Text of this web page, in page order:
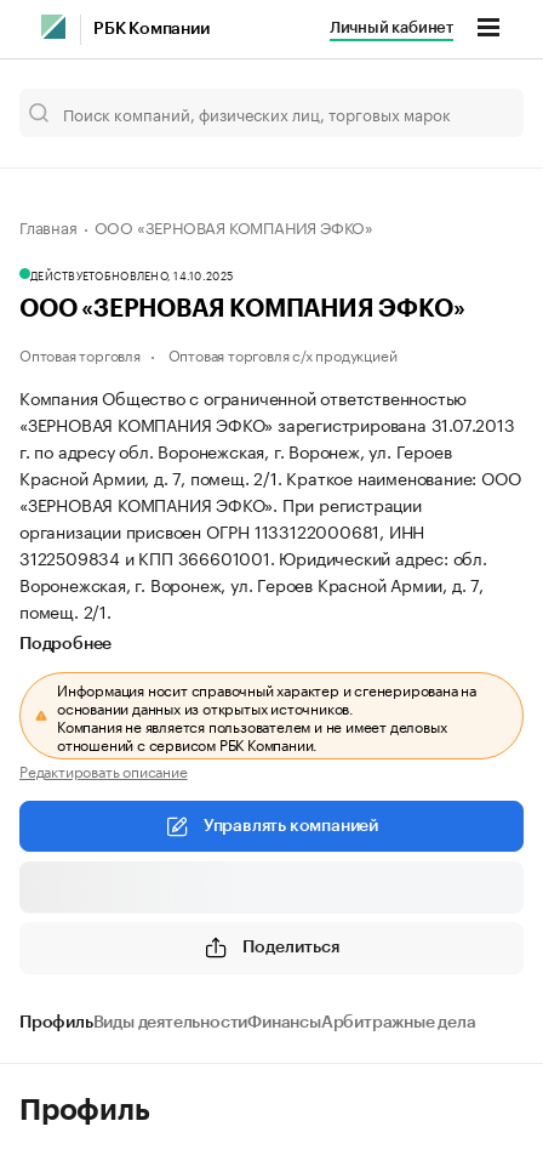
РБК Компании Личный кабинет
Главная ООО «ЗЕРНОВАЯ КОМПАНИЯ ЭФКО»
ДЕЙСТВУЕТОБНОВЛЕНО, 14.10.2025
ООО «ЗЕРНОВАЯ КОМПАНИЯ ЭФКО»
Оптовая торговля Оптовая торговля с/х продукцией
Компания Общество с ограниченной ответственностью
«ЗЕРНОВАЯ КОМПАНИЯ ЭФКО» зарегистрирована 31.07.2013
г. по адресу обл. Воронежская, г. Воронеж, ул. Героев
Красной Армии, д. 7, помещ. 2/1. Краткое наименование: ООО
«ЗЕРНОВАЯ КОМПАНИЯ ЭФКО». При регистрации
организации присвоен ОГРН 1133122000681, ИНН
3122509834 и КПП 366601001. Юридический адрес: обл.
Воронежская, г. Воронеж, ул. Героев Красной Армии, д. 7,
помещ. 2/1.
Подробнее
Информация носит справочный характер и сгенерирована на
основании данных из открытых источников.
Компания не является пользователем и не имеет деловых
отношений с сервисом РБК Компании.
Редактировать описание
Управлять компанией
Поделиться
ПрофильВиды деятельностиФинансыАрбитражные дела
Профиль